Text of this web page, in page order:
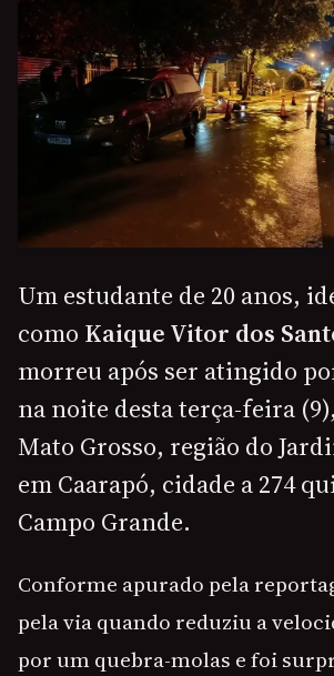
Um estudante de 20 anos,
como Kaique Vitor dos
morreu após ser atingido
na noite desta terça-feira
Mato Grosso, região do
em Caarapó, cidade a 274
Campo Grande.
Conforme apurado pela
pela via quando reduziu a
por um quebra-molas e foi